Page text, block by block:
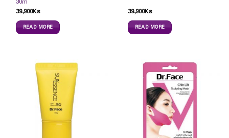
39,900Ks
READ MORE
39,900Ks
READ MORE